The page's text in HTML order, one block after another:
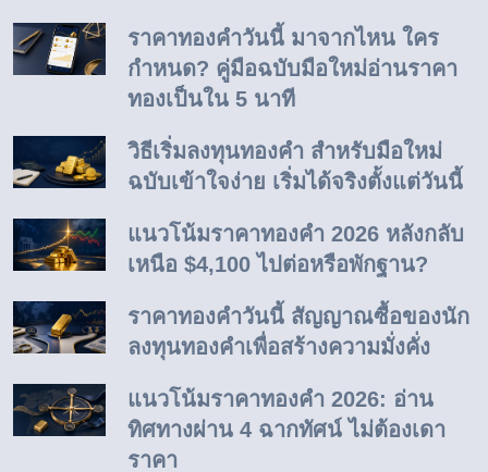
ราคาทองคำวันนี้ มาจากไหน ใคร
กำหนด? คู่มือฉบับมือใหม่อ่านราคา
ทองเป็นใน 5 นาที
วิธีเริ่มลงทุนทองคำ สำหรับมือใหม่
ฉบับเข้าใจง่าย เริ่มได้จริงตั้งแต่วันนี้
แนวโน้มราคาทองคำ 2026 หลังกลับ
เหนือ $4,100 ไปต่อหรือพักฐาน?
ราคาทองคำวันนี้ สัญญาณซื้อของนัก
ลงทุนทองคำเพื่อสร้างความมั่งคั่ง
แนวโน้มราคาทองคำ 2026: อ่าน
ทิศทางผ่าน 4 ฉากทัศน์ ไม่ต้องเดา
ราคา